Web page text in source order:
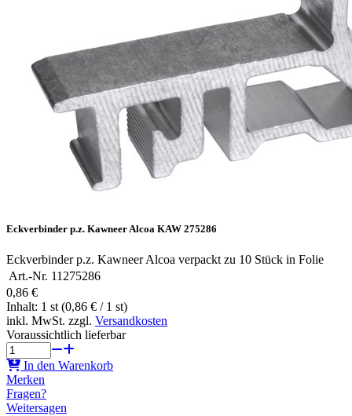
Eckverbinder p.z. Kawneer Alcoa KAW 275286
Eckverbinder p.z. Kawneer Alcoa verpackt zu 10 Stück in Folie
Art.-Nr. 11275286
0,86 €
Inhalt: 1 st (0,86 € / 1 st)
inkl. MwSt. zzgl. Versandkosten
Voraussichtlich lieferbar
In den Warenkorb
Merken
Fragen?
Weitersagen